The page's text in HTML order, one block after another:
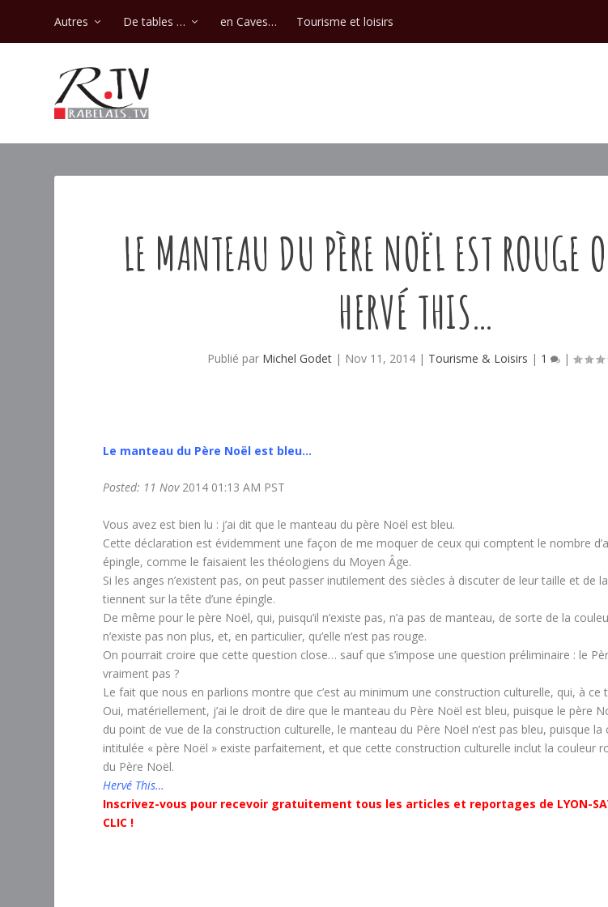
Autres De tables … en Caves… Tourisme et loisirs
LE MANTEAU DU PÈRE NOËL EST ROUGE
HERVÉ THIS…
Publié par Michel Godet| Nov 11, 2014| Tourisme & Loisirs | 1 |
Le manteau du Père Noël est bleu…
Posted: 11 Nov 2014 01:13 AM PST
Vous avez est bien lu : j’ai dit que le manteau du père Noël est bleu.
Cette déclaration est évidemment une façon de me moquer de ceux qui comptent le nombre
épingle, comme le faisaient les théologiens du Moyen Âge.
Si les anges n’existent pas, on peut passer inutilement des siècles à discuter de leur taille et de
tiennent sur la tête d’une épingle.
De même pour le père Noël, qui, puisqu’il n’existe pas, n’a pas de manteau, de sorte de la
n’existe pas non plus, et, en particulier, qu’elle n’est pas rouge.
On pourrait croire que cette question close… sauf que s’impose une question préliminaire : le
vraiment pas ?
Le fait que nous en parlions montre que c’est au minimum une construction culturelle, qui, à ce
Oui, matériellement, j’ai le droit de dire que le manteau du Père Noël est bleu, puisque le père
du point de vue de la construction culturelle, le manteau du Père Noël n’est pas bleu, puisque
intitulée « père Noël » existe parfaitement, et que cette construction culturelle inclut la couleur
du Père Noël.
Hervé This…
Inscrivez-vous pour recevoir gratuitement tous les articles et reportages de LYON-
CLIC !